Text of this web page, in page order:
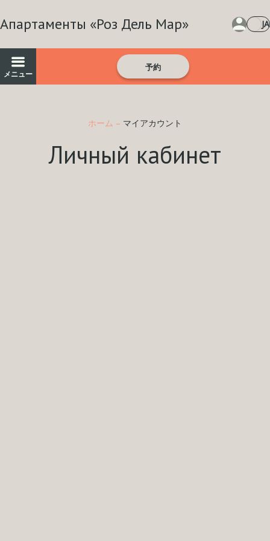
Апартаменты «Роз Дель Мар» JA
メニュー
予約
ホーム – マイアカウント
Личный кабинет